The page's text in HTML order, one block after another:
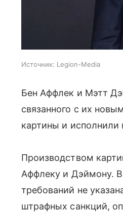
Источник: Legion-Media
Бен Аффлек и Мэтт
связанного с их
картины и
Производством
Аффлеку и Дэймону.
требований не
штрафных санкций,